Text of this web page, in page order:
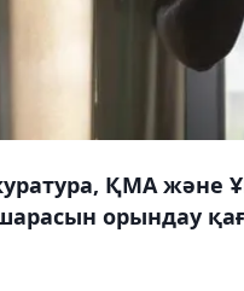
ҚМА және
орындау